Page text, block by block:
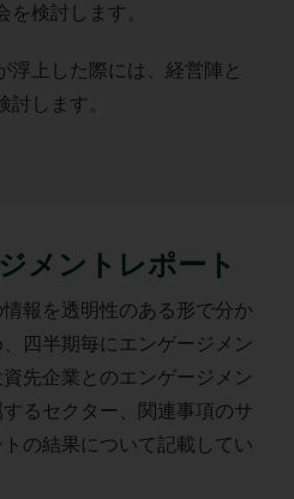
検討します。
浮上した際には、経営陣と
します。
メントレポート
報を透明性のある形で分か
四半期毎にエンゲージメン
先企業とのエンゲージメン
るセクター、関連事項のサ
の結果について記載してい